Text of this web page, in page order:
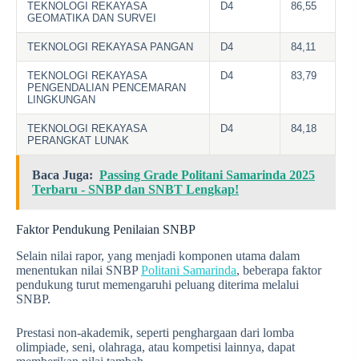
TEKNOLOGI REKAYASA
GEOMATIKA DAN SURVEI
D4 86,55
TEKNOLOGI REKAYASA PANGAN D4 84,11
TEKNOLOGI REKAYASA
PENGENDALIAN PENCEMARAN
LINGKUNGAN
D4 83,79
TEKNOLOGI REKAYASA
PERANGKAT LUNAK
D4 84,18
Baca Juga: Passing Grade Politani Samarinda 2025
Terbaru - SNBP dan SNBT Lengkap!
Faktor Pendukung Penilaian SNBP
Selain nilai rapor, yang menjadi komponen utama dalam
menentukan nilai SNBPPolitani Samarinda, beberapa faktor
pendukung turut memengaruhi peluang diterima melalui
SNBP.
Prestasi non-akademik, seperti penghargaan dari lomba
olimpiade, seni, olahraga, atau kompetisi lainnya, dapat